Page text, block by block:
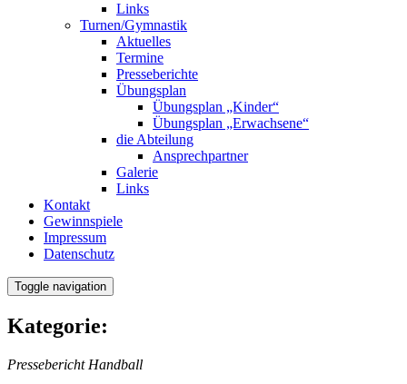
Links
Turnen/Gymnastik
Aktuelles
Termine
Presseberichte
Übungsplan
Übungsplan „Kinder“
Übungsplan „Erwachsene“
die Abteilung
Ansprechpartner
Galerie
Links
Kontakt
Gewinnspiele
Impressum
Datenschutz
Toggle navigation
Kategorie:
Pressebericht Handball